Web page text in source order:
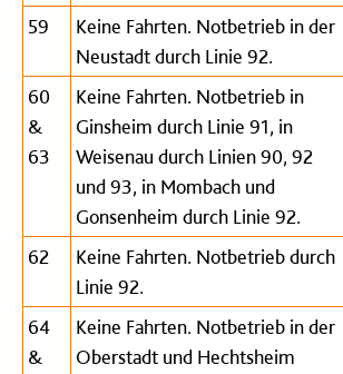
59
Keine Fahrten. Notbetrieb in der
Neustadt durch Linie 92.
60
&
63
Keine Fahrten. Notbetrieb in
Ginsheim durch Linie 91, in
Weisenau durch Linien 90, 92
und 93, in Mombach und
Gonsenheim durch Linie 92.
62
Keine Fahrten. Notbetrieb durch
Linie 92.
64
&
Keine Fahrten. Notbetrieb in der
Oberstadt und Hechtsheim